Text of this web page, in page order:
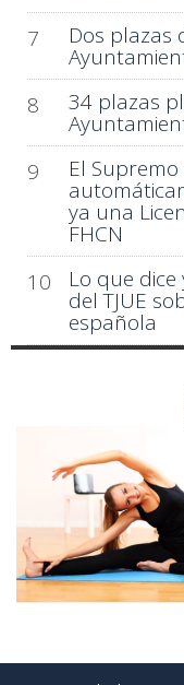
7 Dos plazas
8
34 plazas
9
El
ya una
FHCN
10
Lo que
del TJUE
española